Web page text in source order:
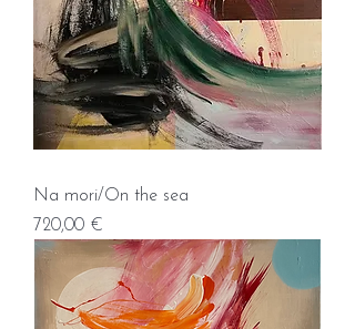
Na mori/On the sea
Prix
720,00 €